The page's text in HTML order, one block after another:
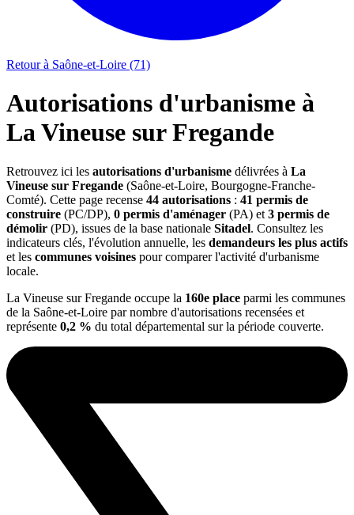
Retour à Saône-et-Loire (71)
Autorisations d'urbanisme à
La Vineuse sur Fregande
Retrouvez ici les autorisations d'urbanisme délivrées à La
Vineuse sur Fregande (Saône-et-Loire, Bourgogne-Franche-
Comté). Cette page recense 44 autorisations : 41 permis de
construire (PC/DP), 0 permis d'aménager (PA) et 3 permis de
démolir (PD), issues de la base nationale Sitadel. Consultez les
indicateurs clés, l'évolution annuelle, les demandeurs les plus actifs
et les communes voisines pour comparer l'activité d'urbanisme
locale.
La Vineuse sur Fregande occupe la 160e place parmi les communes
de la Saône-et-Loire par nombre d'autorisations recensées et
représente 0,2 % du total départemental sur la période couverte.